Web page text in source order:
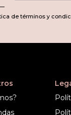
de términos y